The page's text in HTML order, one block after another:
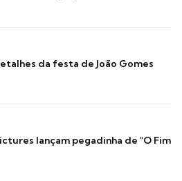
da festa de João Gomes
lançam pegadinha de "O Fim